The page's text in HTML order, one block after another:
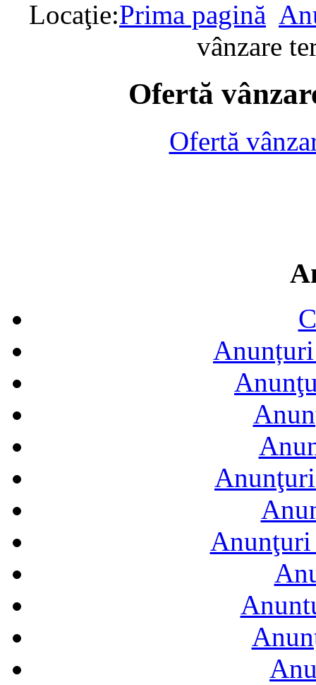
Locaţie:Prima pagină
vânzare
Ofertă
Ofertă